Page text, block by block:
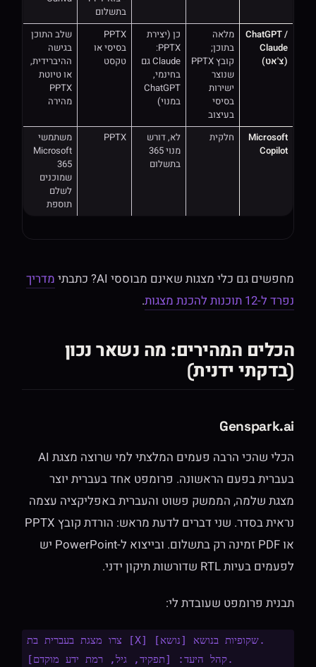
בתשלום
ChatGPT /
Claude
(צ'אט)
מלאה
בתוכן;
קובץ PPTX
שנוצר
ישירות
בסיסי
בעיצוב
כן (יצירת
PPTX:
‏Claude גם
בחינמי,
ChatGPT
במנוי)
PPTX
בסיסי או
טקסט
שלב התוכן
בגישה
ההיברידית,
או טיוטת
PPTX
מהירה
Microsoft
Copilot
חלקית
לא, דורש
מנוי 365
בתשלום
PPTX
משתמשי
Microsoft
365
שמוכנים
לשלם
תוספת
מחפשים גם כלי מצגות שאינם מבוססי AI? כתבתי
מדריך
נפרד ל-12 תוכנות להכנת מצגות
.
הכלים המהירים: מה נשאר נכון
(בדקתי ידנית)
Genspark.ai
הכלי שהכי הרבה פעמים המלצתי למי שרוצה מצגת AI
בעברית בפעם הראשונה. פרומפט אחד בעברית יוצר
מצגת שלמה, הממשק פשוט והעברית באפליקציה עצמה
נראית בסדר. שני דברים לדעת מראש: הורדת קובץ PPTX
או PDF זמינה רק בתשלום. ובייצוא ל-PowerPoint יש
לפעמים בעיות RTL שדורשות תיקון ידני.
תבנית פרומפט שעובדת לי:
צרו מצגת בעברית בת [X] שקופיות בנושא [נושא].
קהל היעד: [תפקיד, גיל, רמת ידע מוקדם].